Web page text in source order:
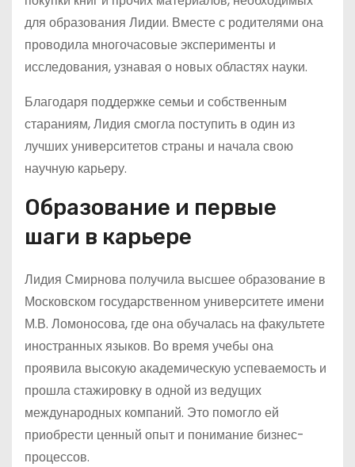
для образования Лидии. Вместе с родителями она
проводила многочасовые эксперименты и
исследования, узнавая о новых областях науки.
Благодаря поддержке семьи и собственным
стараниям, Лидия смогла поступить в один из
лучших университетов страны и начала свою
научную карьеру.
Образование и первые
шаги в карьере
Лидия Смирнова получила высшее образование в
Московском государственном университете имени
М.В. Ломоносова, где она обучалась на факультете
иностранных языков. Во время учебы она
проявила высокую академическую успеваемость и
прошла стажировку в одной из ведущих
международных компаний. Это помогло ей
приобрести ценный опыт и понимание бизнес-
процессов.